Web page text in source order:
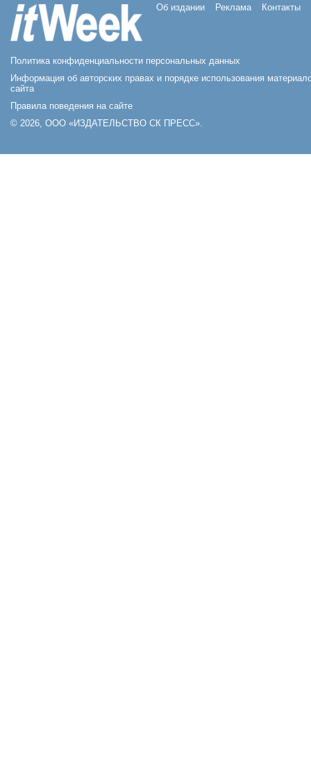
Об издании Реклама Контакты
Политика конфиденциальности персональных данных
Информация об авторских правах и порядке использования
сайта
Правила поведения на сайте
© 2026, ООО «ИЗДАТЕЛЬСТВО СК ПРЕСС».